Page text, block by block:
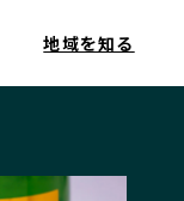
地域を知る